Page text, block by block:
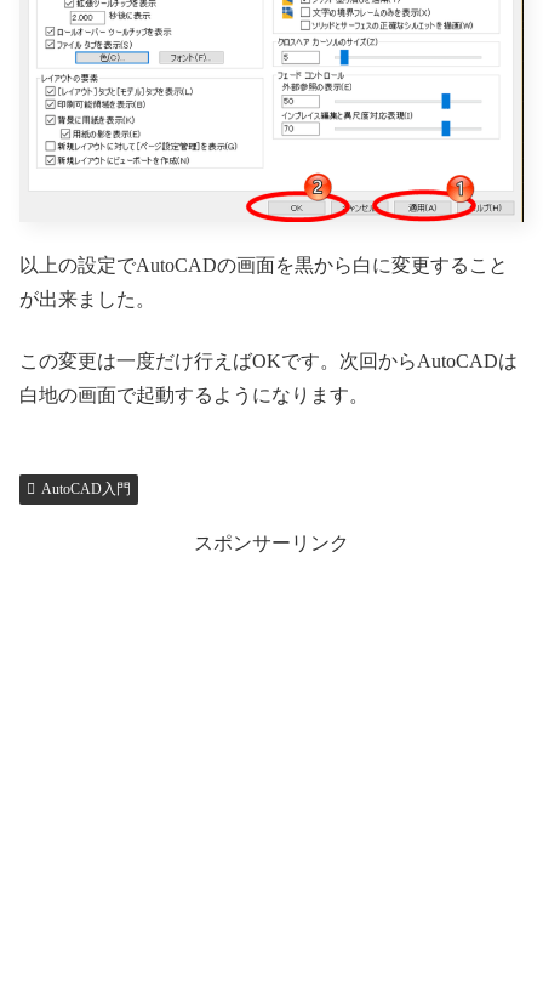
以上の設定でAutoCADの画面を黒から白に変更すること
が出来ました。
この変更は一度だけ行えばOKです。次回からAutoCADは
白地の画面で起動するようになります。
AutoCAD入門
スポンサーリンク